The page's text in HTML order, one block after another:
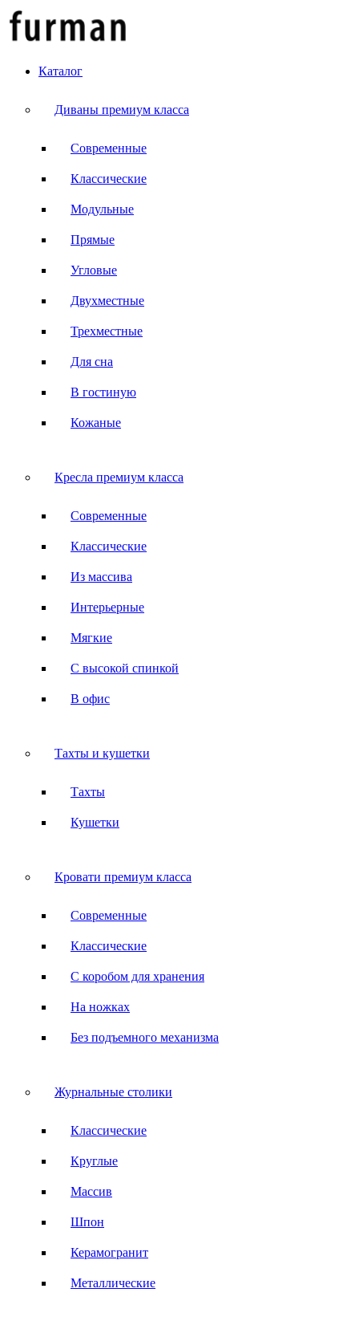
Каталог
Диваны премиум класса
Современные
Классические
Модульные
Прямые
Угловые
Двухместные
Трехместные
Для сна
В гостиную
Кожаные
Кресла премиум класса
Современные
Классические
Из массива
Интерьерные
Мягкие
С высокой спинкой
В офис
Тахты и кушетки
Тахты
Кушетки
Кровати премиум класса
Современные
Классические
С коробом для хранения
На ножках
Без подъемного механизма
Журнальные столики
Классические
Круглые
Массив
Шпон
Керамогранит
Металлические